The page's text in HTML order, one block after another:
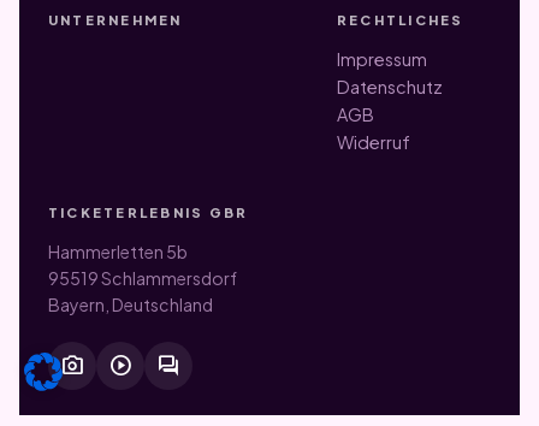
UNTERNEHMEN RECHTLICHES
Impressum
Datenschutz
AGB
Widerruf
TICKETERLEBNIS GBR
Hammerletten 5b
95519 Schlammersdorf
Bayern, Deutschland
photo_camera play_circle forum